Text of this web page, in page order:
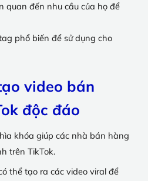
quan đến nhu cầu của họ để
phổ biến để sử dụng cho
video bán
độc đáo
khóa giúp các nhà bán hàng
trên TikTok.
thể tạo ra các video viral để